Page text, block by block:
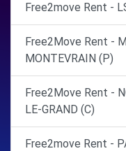
Free2move Rent -
Free2Move Rent -
MONTEVRAIN (P)
Free2Move Rent -
LE-GRAND (C)
Free2move Rent -